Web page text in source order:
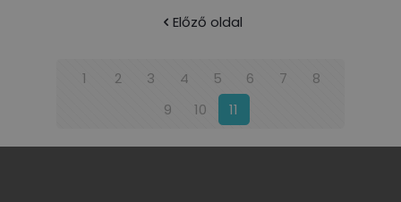
Előző oldal
1 2 3 4 5 6 7
8
9
10 11